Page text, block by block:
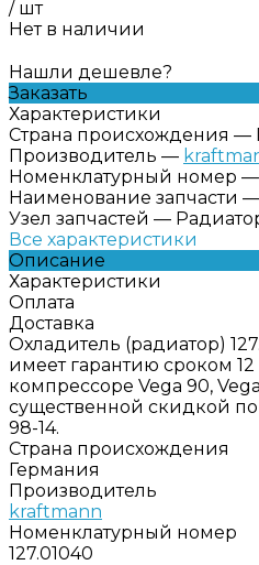
/ шт
Нет в наличии
Нашли дешевле?
Заказать
Характеристики
Страна происхождения —
Производитель —
Номенклатурный номер —
Наименование запчасти —
Узел запчастей —
Все характеристики
Описание
Характеристики
Оплата
Доставка
Охладитель (радиатор)
имеет гарантию сроком
компрессоре Vega 90,
существенной скидкой по
98-14.
Страна происхождения
Германия
Производитель
kraftmann
Номенклатурный номер
127.01040